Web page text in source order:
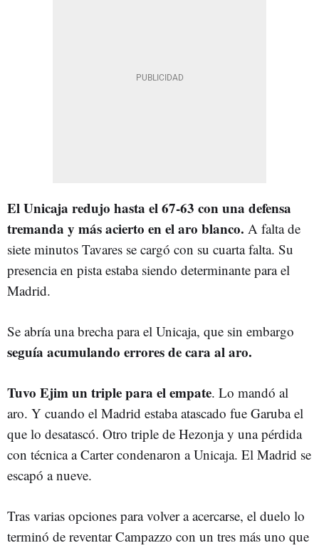
El Unicaja redujo hasta el 67-63 con una defensa
tremanda y más acierto en el aro blanco. A falta de
siete minutos Tavares se cargó con su cuarta falta. Su
presencia en pista estaba siendo determinante para el
Madrid.
Se abría una brecha para el Unicaja, que sin embargo
seguía acumulando errores de cara al aro.
Tuvo Ejim un triple para el empate. Lo mandó al
aro. Y cuando el Madrid estaba atascado fue Garuba el
que lo desatascó. Otro triple de Hezonja y una pérdida
con técnica a Carter condenaron a Unicaja. El Madrid se
escapó a nueve.
Tras varias opciones para volver a acercarse, el duelo lo
terminó de reventar Campazzo con un tres más uno que